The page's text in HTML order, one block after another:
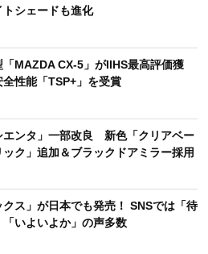
トシェードも進化
「MAZDA CX-5」がIIHS最高評価獲
性能「TSP+」を受賞
エンタ」一部改良 新色「クリアベー
ック」追加＆ブラックドアミラー採用
クス」が日本でも発売！ SNSでは「待
「いよいよか」の声多数